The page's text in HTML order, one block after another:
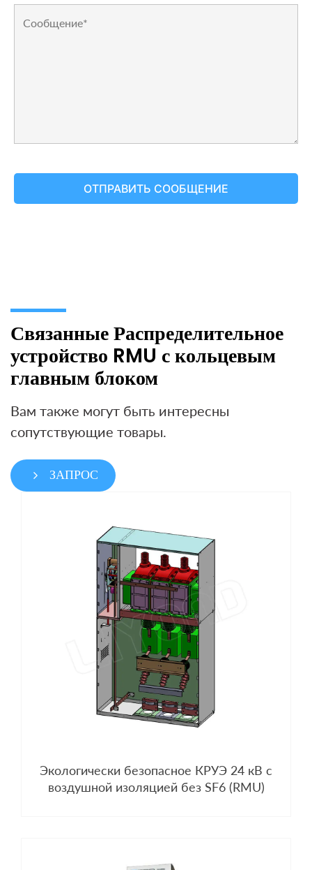
Связанные Распределительное
устройство RMU с кольцевым
главным блоком
Вам также могут быть интересны
сопутствующие товары.
ЗАПРОС
Экологически безопасное КРУЭ 24 кВ с
воздушной изоляцией без SF6 (RMU)